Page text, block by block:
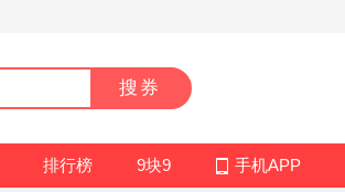
搜券
排行榜 9块9 手机APP